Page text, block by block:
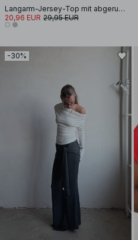
Langarm-Jersey-Top mit abgerundetem Saum
20,96 EUR 29,95 EUR
-30%